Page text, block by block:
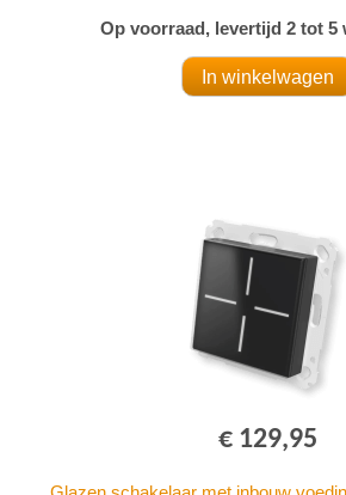
Op voorraad, levertijd 2 tot 5
€ 129,95